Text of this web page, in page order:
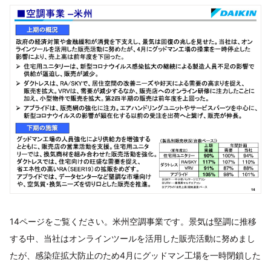
14ページをご覧ください。米州空調事業です。景気は堅調に推移
する中、当社はオンラインツールを活用した販売活動に努めまし
たが、感染症拡大防止のため4月にグッドマン工場を一時閉鎖した